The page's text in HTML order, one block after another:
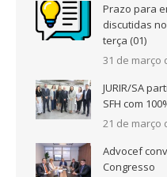
Prazo para
discutidas
terça (01)
31 de março
JURIR/SA
SFH com
21 de março
Advocef
Congresso